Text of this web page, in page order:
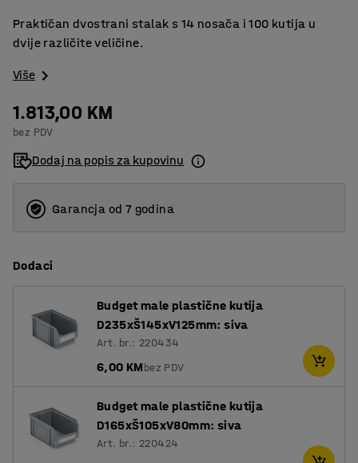
Praktičan dvostrani stalak s 14 nosača i 100 kutija u
dvije različite veličine.
Više
1.813,00 KM
bez PDV
Dodaj na popis za kupovinu
Garancja od 7 godina
Dodaci
Budget male plastične kutija
D235xŠ145xV125mm: siva
Art. br.: 220434
6,00 KMbez PDV
Budget male plastične kutija
D165xŠ105xV80mm: siva
Art. br.: 220424